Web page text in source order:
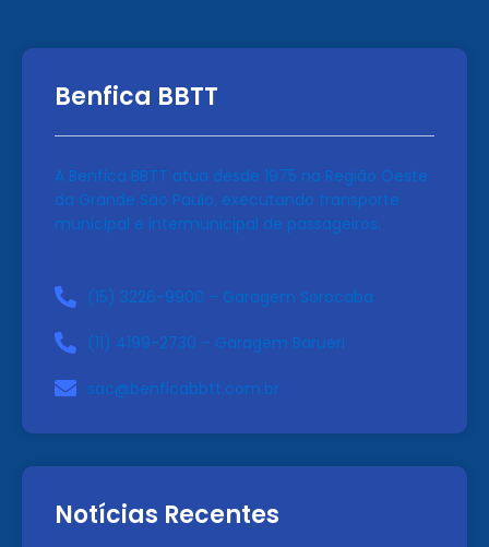
Benfica BBTT
A Benfica BBTT atua desde 1975 na Região Oeste
da Grande São Paulo, executando transporte
municipal e intermunicipal de passageiros.
(15) 3226-9900 – Garagem Sorocaba
(11) 4199-2730 – Garagem Barueri
sac@benficabbtt.com.br
Notícias Recentes